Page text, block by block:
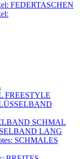
FEDERTASCHEN
FREESTYLE
SCHMAL
LANG
SCHMALES